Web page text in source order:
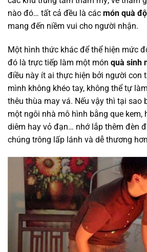
nào đó… tất cả đều là các món quà
mang đến niềm vui cho người nhận.
Một hình thức khác để thể hiện mức
đó là trực tiếp làm một món quà sinh
điều này ít ai thực hiện bởi người con
mình không khéo tay, không thể tự
thêu thùa may vá. Nếu vậy thì tại sao
một ngôi nhà mô hình bằng que kem,
diêm hay vỏ đạn… nhớ lắp thêm đèn
chúng trông lấp lánh và dễ thương